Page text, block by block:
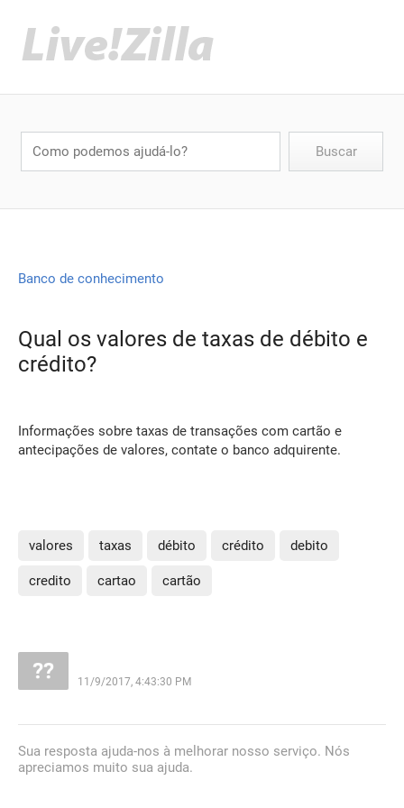
Banco de conhecimento
Qual os valores de taxas de débito e
crédito?
Informações sobre taxas de transações com cartão e
antecipações de valores, contate o banco adquirente.
valores taxas débito crédito debito
credito cartao cartão
11/9/2017, 4:43:30 PM
Sua resposta ajuda-nos à melhorar nosso serviço. Nós
apreciamos muito sua ajuda.